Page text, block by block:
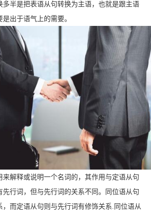
多半是把表语从句转换为主语，也就是跟主语
出于语气上的需要。
来解释或说明一个名词的，其作用与定语从句
先行词，但与先行词的关系不同。同位语从句
，而定语从句则与先行词有修饰关系 同位语从